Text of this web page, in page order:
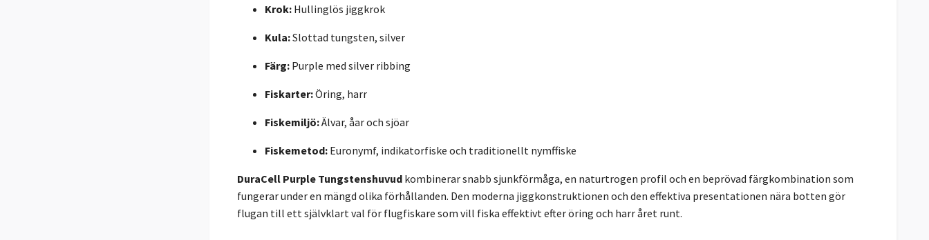
Krok: Hullinglös jiggkrok
Kula:Slottad tungsten, silver
Färg: Purple med silver ribbing
Fiskarter:Öring, harr
Fiskemiljö:Älvar, åar och sjöar
Fiskemetod: Euronymf, indikatorfiske och traditionellt nymffiske
DuraCell Purple Tungstenshuvud kombinerar snabb sjunkförmåga, en naturtrogen profil och en beprövad färgkombination som
fungerar under en mängd olika förhållanden. Den moderna jiggkonstruktionen och den effektiva presentationen nära botten gör
flugan till ett självklart val för flugfiskare som vill fiska effektivt efter öring och harr året runt.